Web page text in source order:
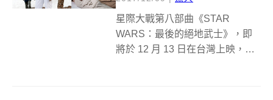
星際大戰第八部曲《STAR
WARS：最後的絕地武士》，即
將於 12 月 13 日在台灣上映，這